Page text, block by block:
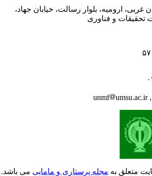
غربی، ارومیه، بلوار رسالت، خیابان جهاد،
و فناوری
unmf
متعلق بهمجله پرستاری و ماماییمی باشد.